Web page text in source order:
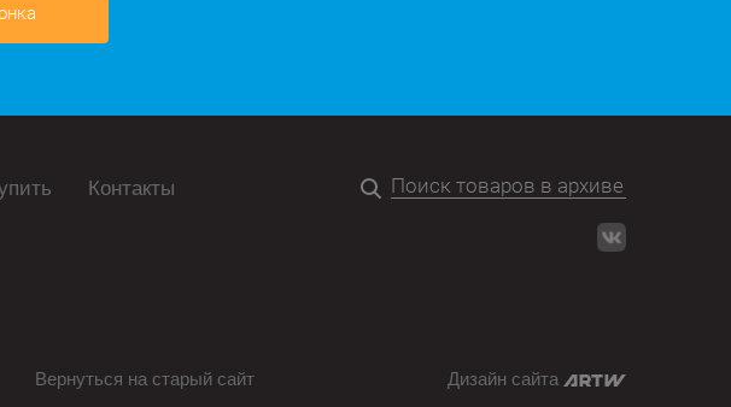
Контакты
Вернуться на старый сайт Дизайн сайта